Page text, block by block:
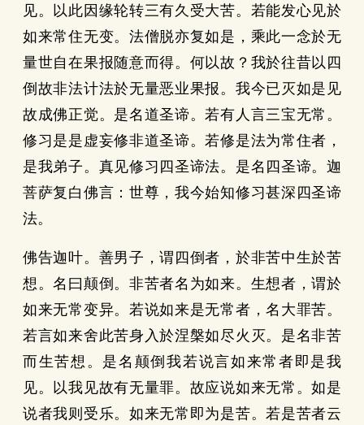
见。以此因缘轮转三有久受大苦。若能发心见於
如来常住无变。法僧脱亦复如是，乘此一念於无
量世自在果报随意而得。何以故？我於往昔以四
倒故非法计法於无量恶业果报。我今已灭如是见
故成佛正觉。是名道圣谛。若有人言三宝无常。
修习是是虚妄修非道圣谛。若修是法为常住者，
是我弟子。真见修习四圣谛法。是名四圣谛。迦
菩萨复白佛言：世尊，我今始知修习甚深四圣谛
法。
佛告迦叶。善男子，谓四倒者，於非苦中生於苦
想。名曰颠倒。非苦者名为如来。生想者，谓於
如来无常变异。若说如来是无常者，名大罪苦。
若言如来舍此苦身入於涅槃如尽火灭。是名非苦
而生苦想。是名颠倒我若说言如来常者即是我
见。以我见故有无量罪。故应说如来无常。如是
说者我则受乐。如来无常即为是苦。若是苦者云